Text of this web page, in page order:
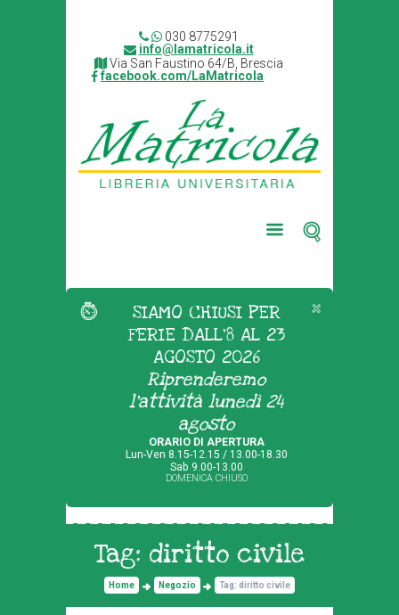
030 8775291
info@lamatricola.it
Via San Faustino 64/B, Brescia
facebook.com/LaMatricola
SIAMO CHIUSI PER
FERIE DALL'8 AL 23
AGOSTO 2026
Riprenderemo
l'attività lunedì 24
agosto
ORARIO DI APERTURA
Lun-Ven 8.15-12.15 / 13.00-18.30
Sab 9.00-13.00
DOMENICA CHIUSO
Tag: diritto civile
Home Negozio Tag: diritto civile